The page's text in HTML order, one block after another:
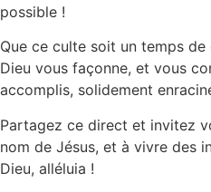
possible !
Que ce culte soit un temps
Dieu vous façonne, et vous
accomplis, solidement
Partagez ce direct et invitez
nom de Jésus, et à vivre des
Dieu, alléluia !